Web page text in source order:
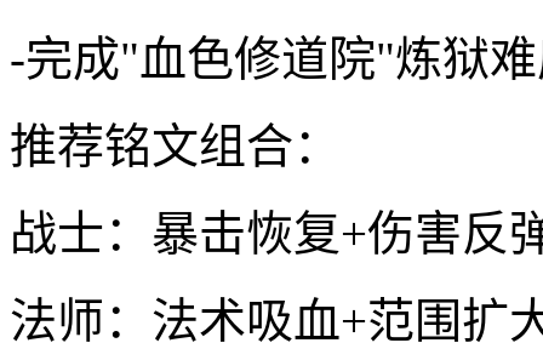
-完成"血色修道院"炼狱
推荐铭文组合：
战士：暴击恢复+伤害反
法师：法术吸血+范围扩